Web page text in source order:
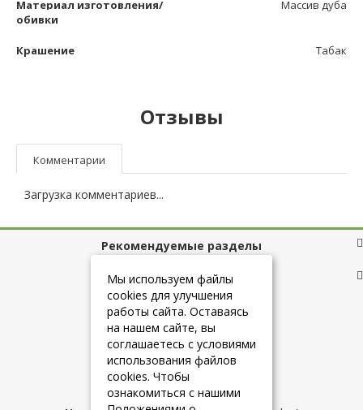
Материал изготовления/
обивки
Массив дуба
Крашение Табак
Отзывы
Комментарии
Загрузка комментариев...
Рекомендуемые разделы
Полезные ссылки
+7 (925) 084-10-60
Мы используем файлы
cookies для улучшения
работы сайта. Оставаясь
на нашем сайте, вы
соглашаетесь с условиями
использования файлов
cookies. Чтобы
ознакомиться с нашими